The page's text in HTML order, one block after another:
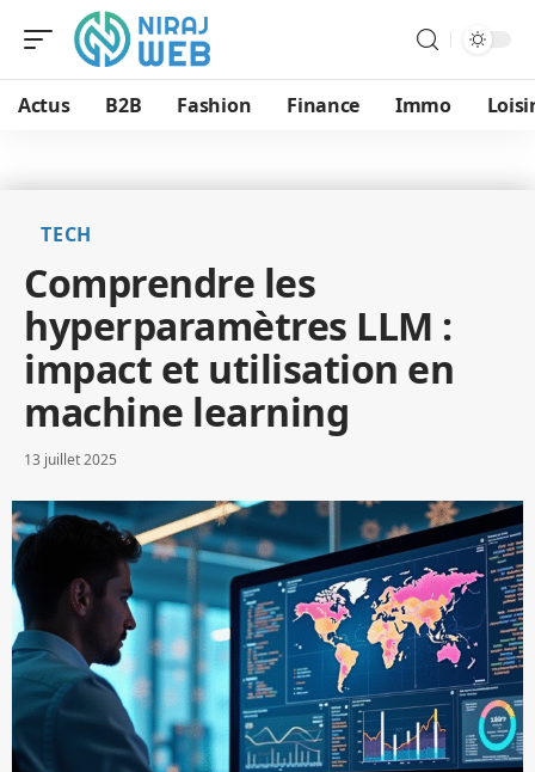
Actus B2B Fashion Finance Immo
TECH
Comprendre les
hyperparamètres LLM :
impact et utilisation en
machine learning
13 juillet 2025